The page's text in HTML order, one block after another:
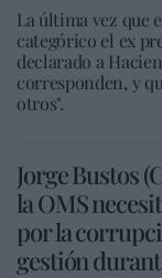
La última vez que
categórico el ex
declarado a
corresponden, y
otros".
Jorge Bustos
la OMS
por la
gestión